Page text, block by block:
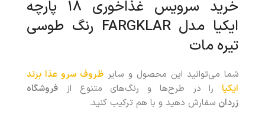
خرید سرویس غذاخوری ۱۸ پارچه
ایکیا مدل FARGKLAR رنگ طوسی
تیره مات
شما می‌توانید این محصول و سایر ظروف سرو عذا برند
ایکیا را در طرح‌ها و رنگ‌های متنوع از فروشگاه
زردان سفارش دهید و با هم ترکیب کنید.